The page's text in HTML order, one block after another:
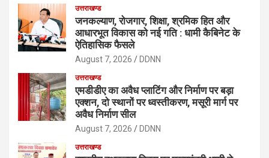
उत्तराखण्ड
जनकल्याण, रोजगार, शिक्षा, श्रमिक हित और
आधारभूत विकास को नई गति : धामी कैबिनेट के
ऐतिहासिक फैसले
August 7, 2026 DDNN
उत्तराखण्ड
एमडीडीए का अवैध प्लाटिंग और निर्माण पर बड़ा
एक्शन, दो स्थानों पर ध्वस्तीकरण, मसूरी मार्ग पर
अवैध निर्माण सील
August 7, 2026 DDNN
उत्तराखण्ड